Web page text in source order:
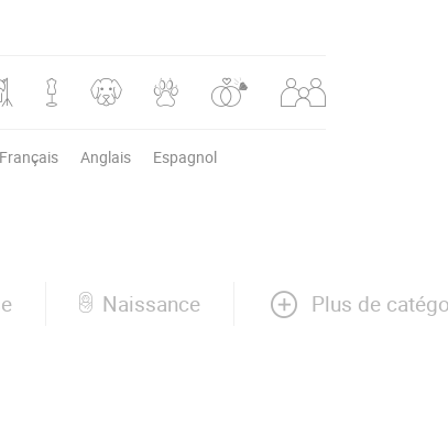
Français Anglais Espagnol
Naissance Plus de